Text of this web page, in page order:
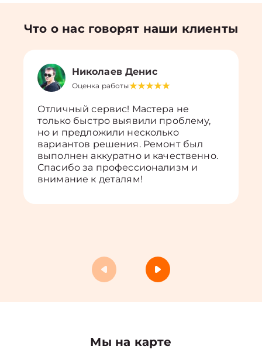
Что о нас говорят наши клиенты
Николаев Денис
Оценка работы
Отличный сервис! Мастера не
только быстро выявили проблему,
но и предложили несколько
вариантов решения. Ремонт был
выполнен аккуратно и качественно.
Спасибо за профессионализм и
внимание к деталям!
Мы на карте